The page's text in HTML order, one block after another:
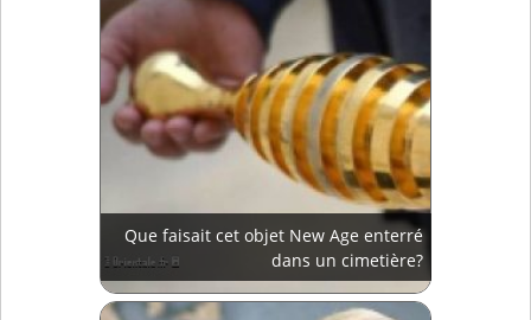
Que faisait cet objet New Age enterré
dans un cimetière?